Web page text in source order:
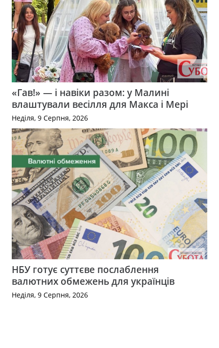
«Гав!» — і навіки разом: у Малині
влаштували весілля для Макса і Мері
Неділя, 9 Серпня, 2026
НБУ готує суттєве послаблення
валютних обмежень для українців
Неділя, 9 Серпня, 2026